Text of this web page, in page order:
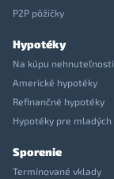
P2P pôžičky
Hypotéky
Na kúpu nehnuteľnosti
Americké hypotéky
Refinančné hypotéky
Hypotéky pre mladých
Sporenie
Termínované vklady